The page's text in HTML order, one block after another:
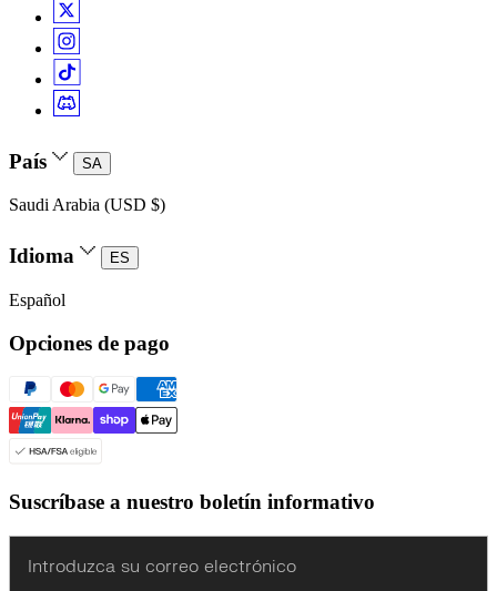
País SA
Saudi Arabia (USD $)
Idioma ES
Español
Opciones de pago
Suscríbase a nuestro boletín informativo